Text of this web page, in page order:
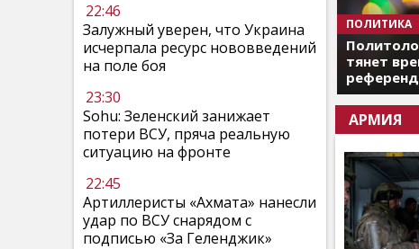
22:46
Залужный уверен, что Украина
исчерпала ресурс нововведений
на поле боя
23:30
Sohu: Зеленский занижает
потери ВСУ, пряча реальную
ситуацию на фронте
22:45
Артиллеристы «Ахмата» нанесли
удар по ВСУ снарядом с
подписью «За Геленджик»
ПОЛИТИКА
тянет
АРМИЯ